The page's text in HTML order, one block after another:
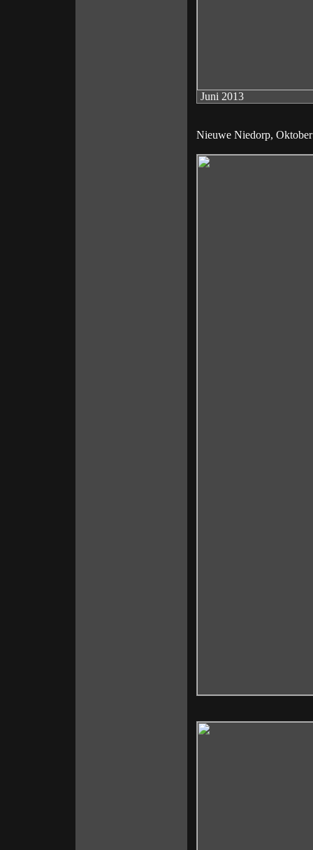
Juni 2013
Nieuwe Niedorp,